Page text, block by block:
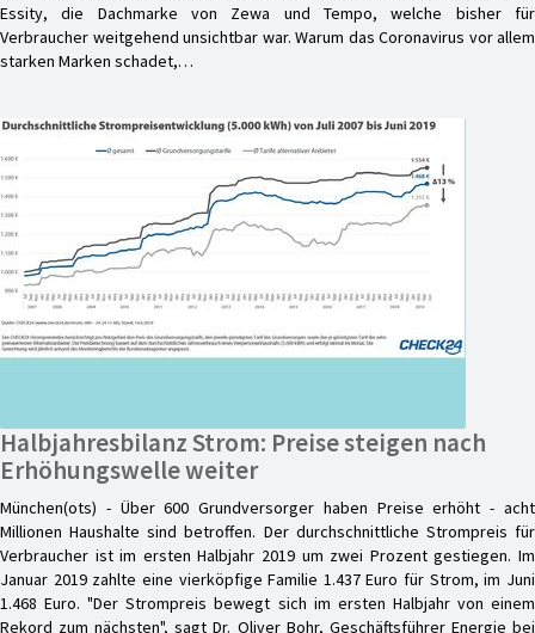
Essity, die Dachmarke von Zewa und Tempo, welche bisher für
Verbraucher weitgehend unsichtbar war. Warum das Coronavirus vor allem
starken Marken schadet,…
Halbjahresbilanz Strom: Preise steigen nach
Erhöhungswelle weiter
München(ots) - Über 600 Grundversorger haben Preise erhöht - acht
Millionen Haushalte sind betroffen. Der durchschnittliche Strompreis für
Verbraucher ist im ersten Halbjahr 2019 um zwei Prozent gestiegen. Im
Januar 2019 zahlte eine vierköpfige Familie 1.437 Euro für Strom, im Juni
1.468 Euro. "Der Strompreis bewegt sich im ersten Halbjahr von einem
Rekord zum nächsten", sagt Dr. Oliver Bohr, Geschäftsführer Energie bei